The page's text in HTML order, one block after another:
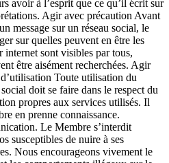
avoir à l’esprit que ce qu’il écrit sur
Agir avec précaution Avant
message sur un réseau social, le
sur quelles peuvent en être les
internet sont visibles par tous,
être aisément recherchées. Agir
Toute utilisation du
doit se faire dans le respect du
propres aux services utilisés. Il
en prenne connaissance.
Le Membre s’interdit
susceptibles de nuire à ses
Nous encourageons vivement le